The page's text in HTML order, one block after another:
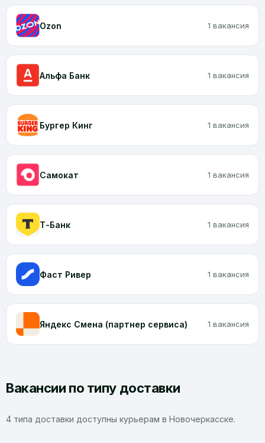
Ozon 1 вакансия
Альфа Банк 1 вакансия
Бургер Кинг 1 вакансия
Самокат 1 вакансия
Т-Банк 1 вакансия
Фаст Ривер 1 вакансия
Яндекс Смена (партнер сервиса) 1 вакансия
Вакансии по типу доставки
4 типа доставки доступны курьерам в Новочеркасске.